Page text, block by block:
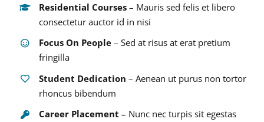
Residential Courses – Mauris sed felis et libero
consectetur auctor id in nisi
Focus On People – Sed at risus at erat pretium
fringilla
Student Dedication – Aenean ut purus non tortor
rhoncus bibendum
Career Placement – Nunc nec turpis sit egestas